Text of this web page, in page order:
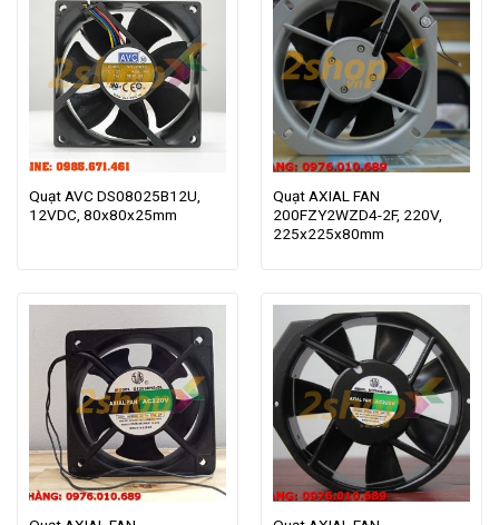
Quạt AVC DS08025B12U,
12VDC, 80x80x25mm
Quạt AXIAL FAN
200FZY2WZD4-2F, 220V,
225x225x80mm